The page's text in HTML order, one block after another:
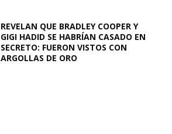
REVELAN QUE BRADLEY COOPER Y
GIGI HADID SE HABRÍAN CASADO EN
SECRETO: FUERON VISTOS CON
ARGOLLAS DE ORO